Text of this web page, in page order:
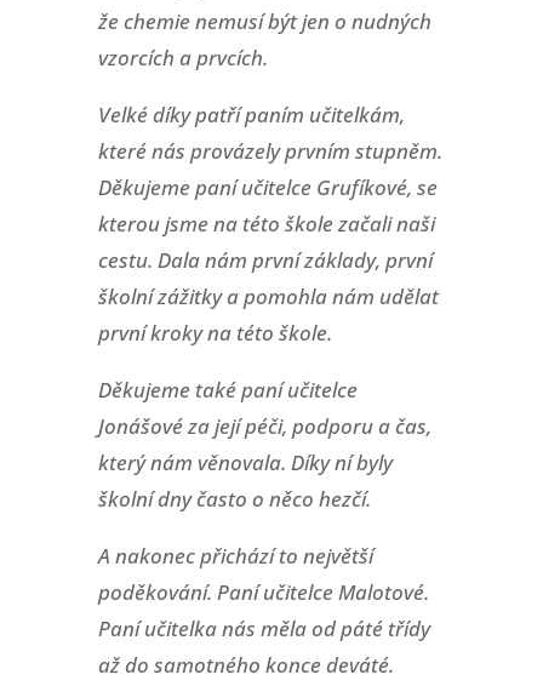
že chemie nemusí být jen o nudných
vzorcích a prvcích.
Velké díky patří paním učitelkám,
které nás provázely prvním stupněm.
Děkujeme paní učitelce Grufíkové, se
kterou jsme na této škole začali naši
cestu. Dala nám první základy, první
školní zážitky a pomohla nám udělat
první kroky na této škole.
Děkujeme také paní učitelce
Jonášové za její péči, podporu a čas,
který nám věnovala. Díky ní byly
školní dny často o něco hezčí.
A nakonec přichází to největší
poděkování. Paní učitelce Malotové.
Paní učitelka nás měla od páté třídy
až do samotného konce deváté.